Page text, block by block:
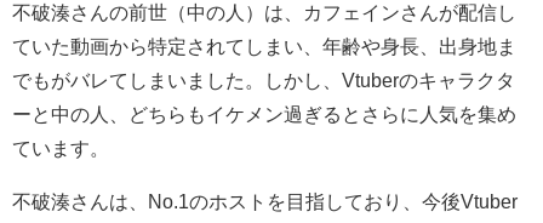
不破湊さんの前世（中の人）は、カフェインさんが配信し
ていた動画から特定されてしまい、年齢や身長、出身地ま
でもがバレてしまいました。しかし、Vtuberのキャラクタ
ーと中の人、どちらもイケメン過ぎるとさらに人気を集め
ています。
不破湊さんは、No.1のホストを目指しており、今後Vtuber